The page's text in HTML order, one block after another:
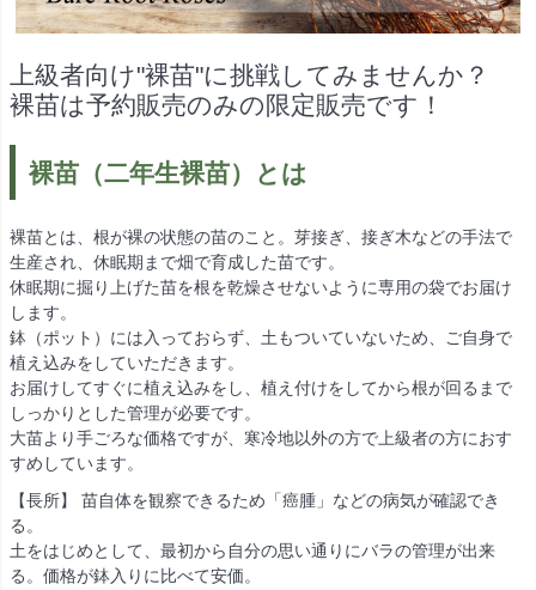
上級者向け"裸苗"に挑戦してみませんか？
裸苗は予約販売のみの限定販売です！
裸苗（二年生裸苗）とは
裸苗とは、根が裸の状態の苗のこと。芽接ぎ、接ぎ木などの手法で
生産され、休眠期まで畑で育成した苗です。
休眠期に掘り上げた苗を根を乾燥させないように専用の袋でお届け
します。
鉢（ポット）には入っておらず、土もついていないため、ご自身で
植え込みをしていただきます。
お届けしてすぐに植え込みをし、植え付けをしてから根が回るまで
しっかりとした管理が必要です。
大苗より手ごろな価格ですが、寒冷地以外の方で上級者の方におす
すめしています。
【長所】 苗自体を観察できるため「癌腫」などの病気が確認でき
る。
土をはじめとして、最初から自分の思い通りにバラの管理が出来
る。価格が鉢入りに比べて安価。